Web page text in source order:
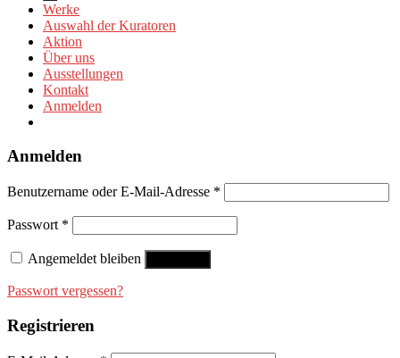
Werke
Auswahl der Kuratoren
Aktion
Über uns
Ausstellungen
Kontakt
Anmelden
Anmelden
Benutzername oder E-Mail-Adresse *
Passwort *
Angemeldet bleiben
Passwort vergessen?
Registrieren